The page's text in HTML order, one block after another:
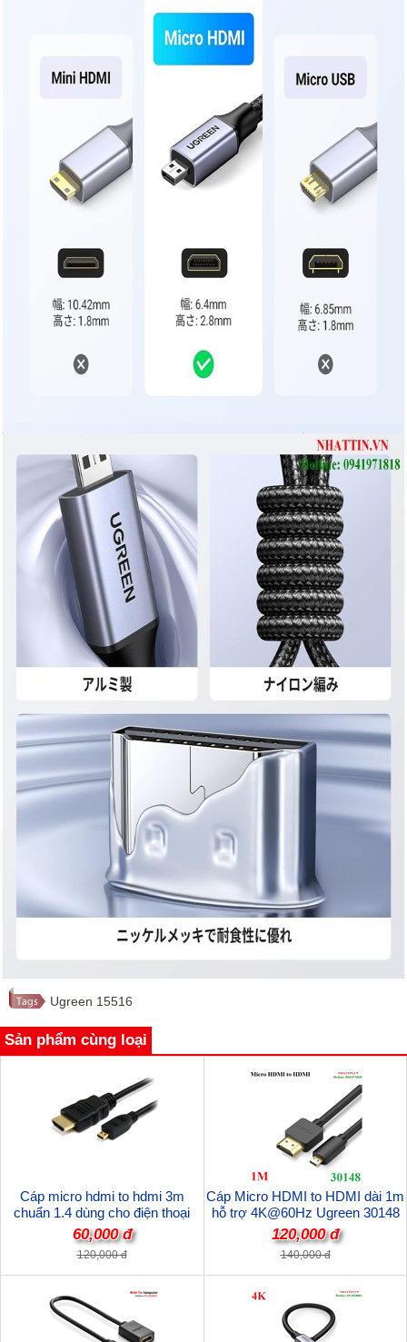
Ugreen 15516
Sản phẩm cùng loại
Cáp micro hdmi to hdmi 3m
chuẩn 1.4 dùng cho điện thoại
máy tính bảng
60,000 đ
120,000 đ
Cáp Micro HDMI to HDMI dài 1m
hỗ trợ 4K@60Hz Ugreen 30148
cao cấp
120,000 đ
140,000 đ